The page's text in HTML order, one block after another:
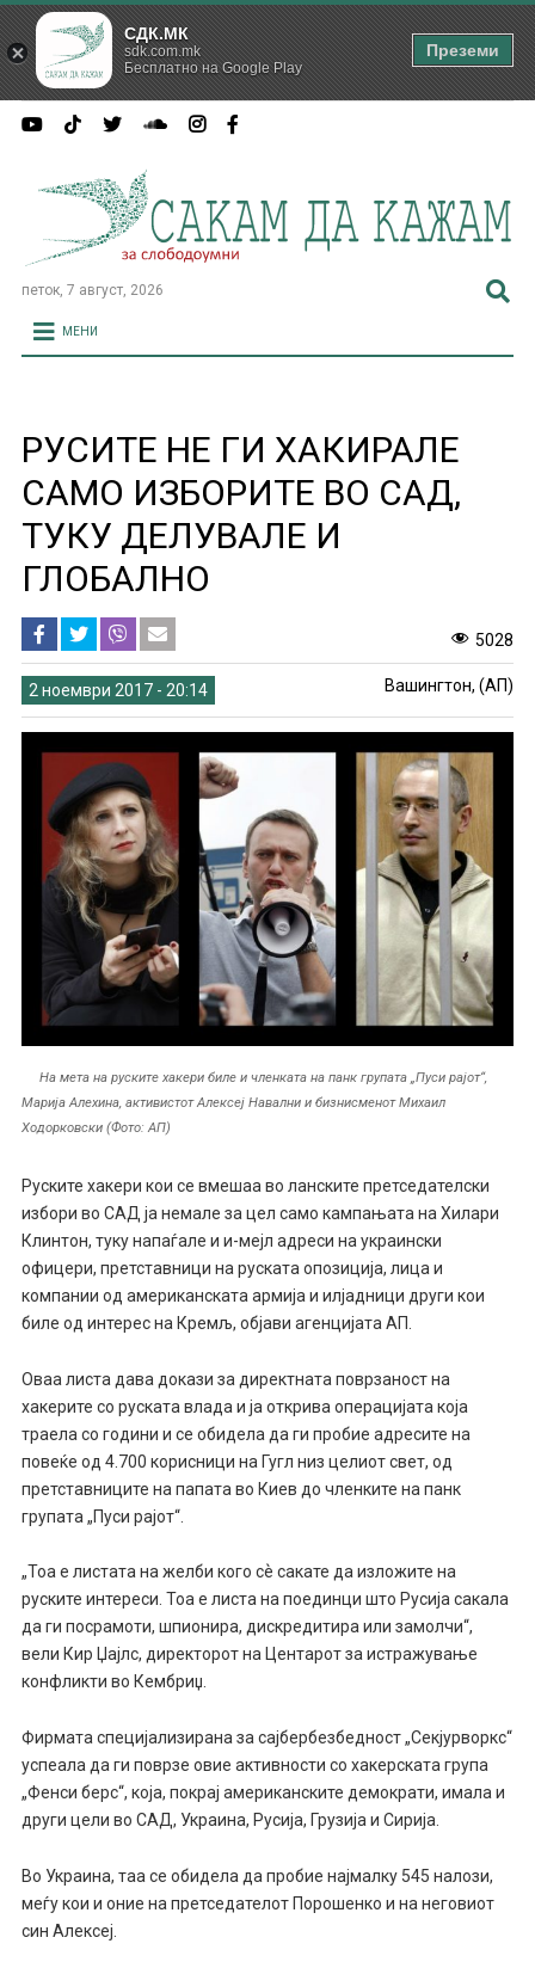
петок, 7 август, 2026
МЕНИ
РУСИТЕ НЕ ГИ ХАКИРАЛЕ
САМО ИЗБОРИТЕ ВО САД,
ТУКУ ДЕЛУВАЛЕ И
ГЛОБАЛНО
5028
2 ноември 2017 - 20:14 Вашингтон, (АП)
На мета на руските хакери биле и членката на панк групата „Пуси рајот“,
Марија Алехина, активистот Алексеј Навални и бизнисменот Михаил
Ходорковски (Фото: АП)
Руските хакери кои се вмешаа во ланските претседателски
избори во САД ја немале за цел само кампањата на Хилари
Клинтон, туку напаѓале и и-мејл адреси на украински
офицери, претставници на руската опозиција, лица и
компании од американската армија и илјадници други кои
биле од интерес на Кремљ, објави агенцијата АП.
Оваа листа дава докази за директната поврзаност на
хакерите со руската влада и ја открива операцијата која
траела со години и се обидела да ги пробие адресите на
повеќе од 4.700 корисници на Гугл низ целиот свет, од
претставниците на папата во Киев до членките на панк
групата „Пуси рајот“.
„Тоа е листата на желби кого сѐ сакате да изложите на
руските интереси. Тоа е листа на поединци што Русија сакала
да ги посрамоти, шпионира, дискредитира или замолчи“,
вели Кир Џајлс, директорот на Центарот за истражување
конфликти во Кембриџ.
Фирмата специјализирана за сајбербезбедност „Секјурворкс“
успеала да ги поврзе овие активности со хакерската група
„Фенси берс“, која, покрај американските демократи, имала и
други цели во САД, Украина, Русија, Грузија и Сирија.
Во Украина, таа се обидела да пробие најмалку 545 налози,
меѓу кои и оние на претседателот Порошенко и на неговиот
син Алексеј.
СДК.МК
sdk.com.mk
Бесплатно на Google Play
Преземи